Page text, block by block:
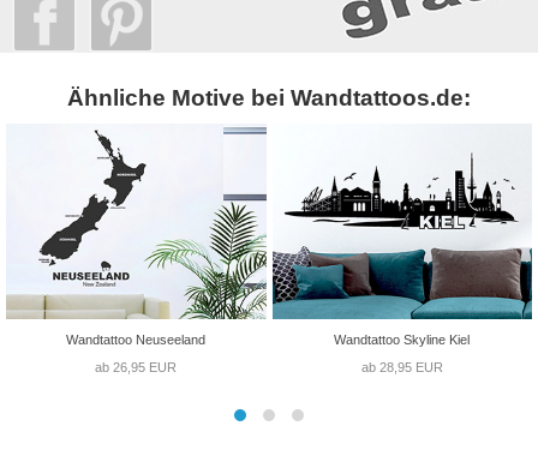
Ähnliche Motive bei Wandtattoos.de:
Wandtattoo Neuseeland
ab 26,95 EUR
Wandtattoo Skyline Kiel
ab 28,95 EUR